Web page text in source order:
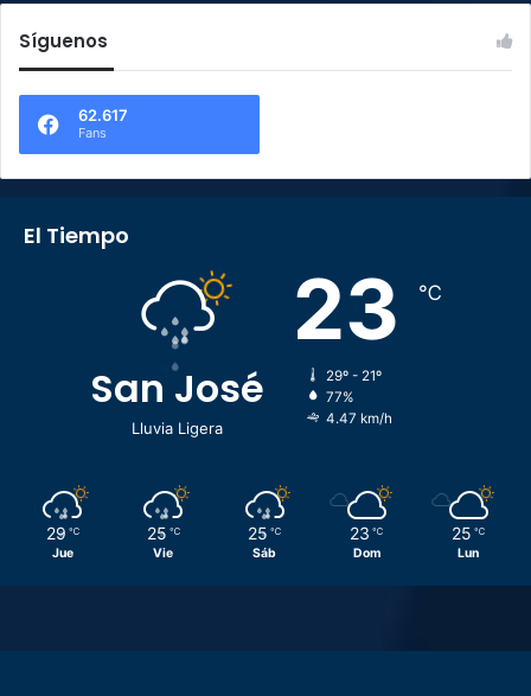
Síguenos
62.617
Fans
El Tiempo
San José
Lluvia Ligera
23 ℃
29º - 21º
77%
4.47 km/h
29 ℃
Jue
25 ℃
Vie
25 ℃
Sáb
23 ℃
Dom
25 ℃
Lun